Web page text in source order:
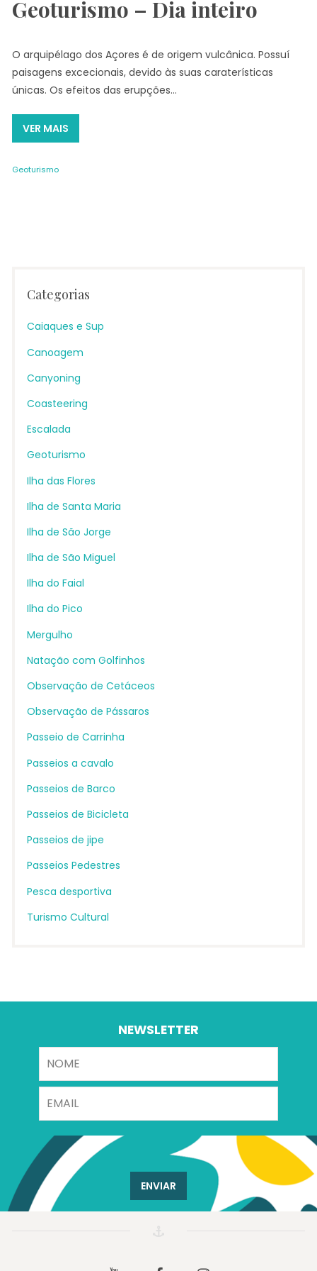
Geoturismo – Dia inteiro
O arquipélago dos Açores é de origem vulcânica. Possuí
paisagens excecionais, devido às suas caraterísticas
únicas. Os efeitos das erupções…
VER MAIS
Geoturismo
Categorias
Caiaques e Sup
Canoagem
Canyoning
Coasteering
Escalada
Geoturismo
Ilha das Flores
Ilha de Santa Maria
Ilha de São Jorge
Ilha de São Miguel
Ilha do Faial
Ilha do Pico
Mergulho
Natação com Golfinhos
Observação de Cetáceos
Observação de Pássaros
Passeio de Carrinha
Passeios a cavalo
Passeios de Barco
Passeios de Bicicleta
Passeios de jipe
Passeios Pedestres
Pesca desportiva
Turismo Cultural
NEWSLETTER
ENVIAR